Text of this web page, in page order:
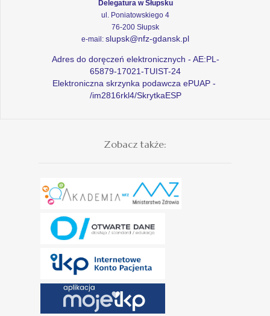
Delegatura w Słupsku
ul. Poniatowskiego 4
76-200 Słupsk
e-mail: slupsk@nfz-gdansk.pl
Adres do doręczeń elektronicznych - AE:PL-
65879-17021-TUIST-24
Elektroniczna skrzynka podawcza ePUAP -
/im2816rkl4/SkrytkaESP
Zobacz także: